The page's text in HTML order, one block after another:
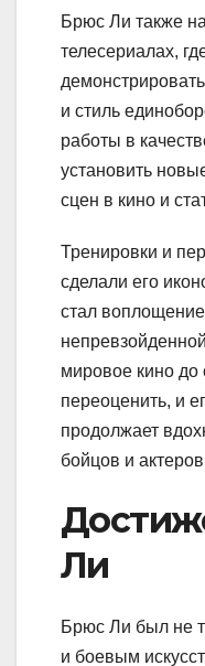
Брюс Ли также
телесериалах,
и стиль
работы в
установить
сцен в кино и
Тренировки и
сделали его
стал
мировое кино до
переоценить, и
продолжает
бойцов и
Ли
Брюс Ли был не
и боевым